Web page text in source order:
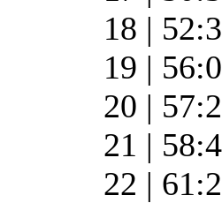
18 |
19 |
20 |
21 |
22 |